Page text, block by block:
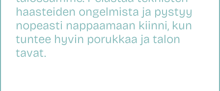
haasteiden ongelmista ja pystyy
nopeasti nappaamaan kiinni, kun
tuntee hyvin porukkaa ja talon
tavat.